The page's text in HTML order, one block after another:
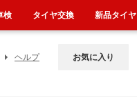
ヘルプ お気に入り
検 タイヤ交換 新品タイヤ